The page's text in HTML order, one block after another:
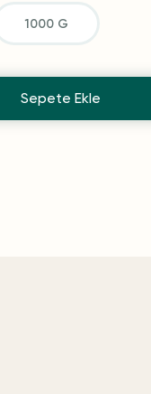
1000 G
Sepete Ekle